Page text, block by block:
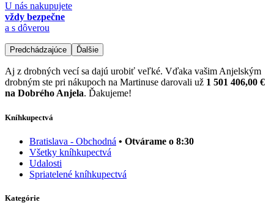
U nás nakupujete
vždy bezpečne
a s dôverou
Predchádzajúce Ďalšie
Aj z drobných vecí sa dajú urobiť veľké. Vďaka vašim Anjelským
drobným ste pri nákupoch na Martinuse darovali už 1 501 406,00 €
na Dobrého Anjela. Ďakujeme!
Kníhkupectvá
Bratislava - Obchodná • Otvárame o 8:30
Všetky kníhkupectvá
Udalosti
Spriatelené kníhkupectvá
Kategórie